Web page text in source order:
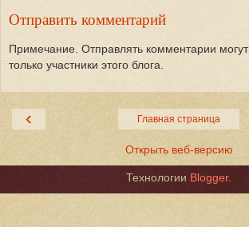
Отправить комментарий
Примечание. Отправлять комментарии могут
только участники этого блога.
‹ Главная страница
Открыть веб-версию
Технологии Blogger.